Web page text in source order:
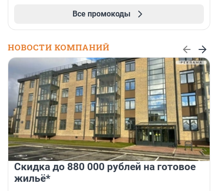
Все промокоды
НОВОСТИ КОМПАНИЙ
Скидка до 880 000 рублей на готовое
жильё*